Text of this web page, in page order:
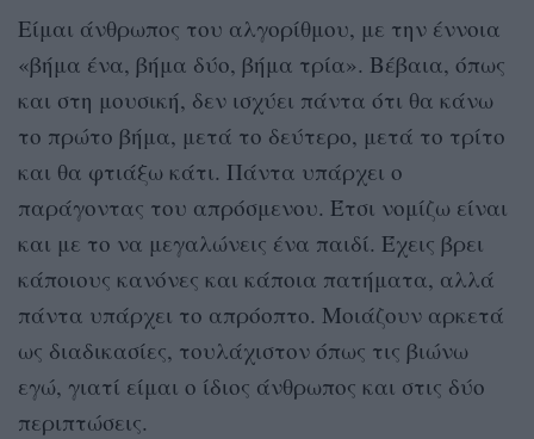
Είμαι άνθρωπος του αλγορίθμου, με την έννοια
«βήμα ένα, βήμα δύο, βήμα τρία». Βέβαια, όπως
και στη μουσική, δεν ισχύει πάντα ότι θα κάνω
το πρώτο βήμα, μετά το δεύτερο, μετά το τρίτο
και θα φτιάξω κάτι. Πάντα υπάρχει ο
παράγοντας του απρόσμενου. Έτσι νομίζω είναι
και με το να μεγαλώνεις ένα παιδί. Έχεις βρει
κάποιους κανόνες και κάποια πατήματα, αλλά
πάντα υπάρχει το απρόοπτο. Μοιάζουν αρκετά
ως διαδικασίες, τουλάχιστον όπως τις βιώνω
εγώ, γιατί είμαι ο ίδιος άνθρωπος και στις δύο
περιπτώσεις.